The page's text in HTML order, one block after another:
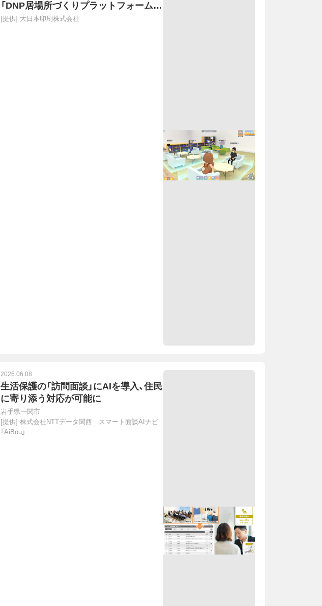
「DNP居場所づくりプラットフォーム」
― 先着5自治体のトライアル実施 ―
[提供] 大日本印刷株式会社
2026.06.08
生活保護の「訪問面談」にAIを導入、住民
に寄り添う対応が可能に
岩手県一関市
[提供] 株式会社NTTデータ関西 スマート面談AIナビ
「AiBou」